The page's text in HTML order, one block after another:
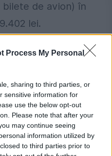
Process My Personal
sharing to third parties, or
sensitive information for
use the below opt-out
Please note that after your
may continue seeing
information utilized by
to third parties prior to
bilete de avion) în
lei.
dar şi apropiaţi
de familie, medici şi
Toate pachetele
prin